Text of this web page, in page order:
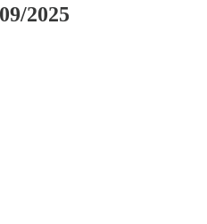
2025